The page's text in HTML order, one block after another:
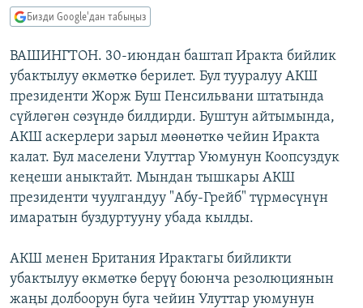
ЭКСПЕРТТЕР ТАЛДАЙТ
БИЗ ЖАНА ДҮЙНӨ
ДАНИСТЕ
ЭЖЕ-СИҢДИЛЕР
АЗАТТЫК+
ЫҢГАЙСЫЗ СУРООЛОР
ӨЗГӨЧӨ ПИКИР
Русский
ОНЛАЙН ШЕРИНЕ
ЭЕ/АРнун бардык сайттары
Бизди Google'дан табыңыз
ВАШИНГТОН. 30-июндан баштап Иракта бийлик
убактылуу өкмөткө берилет. Бул тууралуу АКШ
президенти Жорж Буш Пенсильвани штатында
сүйлөгөн сөзүндө билдирди. Буштун айтымында,
АКШ аскерлери зарыл мөөнөткө чейин Иракта
калат. Бул маселени Улуттар Уюмунун Коопсуздук
кеңеши аныктайт. Мындан тышкары АКШ
президенти чуулгандуу "Абу-Грейб" түрмөсүнүн
имаратын буздуртууну убада кылды.
АКШ менен Британия Ирактагы бийликти
убактылуу өкмөткө берүү боюнча резолюциянын
жаңы долбоорун буга чейин Улуттар уюмунун